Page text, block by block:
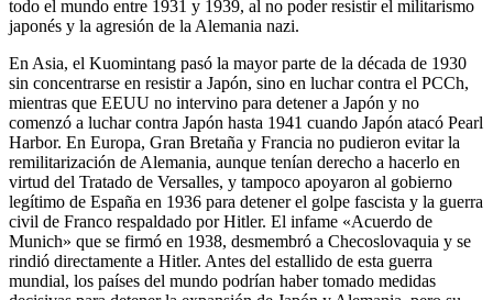
todo el mundo entre 1931 y 1939, al no poder resistir el militarismo
japonés y la agresión de la Alemania nazi.
En Asia, el Kuomintang pasó la mayor parte de la década de 1930
sin concentrarse en resistir a Japón, sino en luchar contra el PCCh,
mientras que EEUU no intervino para detener a Japón y no
comenzó a luchar contra Japón hasta 1941 cuando Japón atacó Pearl
Harbor. En Europa, Gran Bretaña y Francia no pudieron evitar la
remilitarización de Alemania, aunque tenían derecho a hacerlo en
virtud del Tratado de Versalles, y tampoco apoyaron al gobierno
legítimo de España en 1936 para detener el golpe fascista y la guerra
civil de Franco respaldado por Hitler. El infame «Acuerdo de
Munich» que se firmó en 1938, desmembró a Checoslovaquia y se
rindió directamente a Hitler. Antes del estallido de esta guerra
mundial, los países del mundo podrían haber tomado medidas